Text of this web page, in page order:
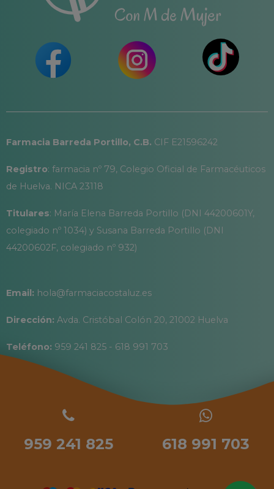
Farmacia Barreda Portillo, C.B. CIF E21596242
Registro: farmacia nº 79, Colegio Oficial de Farmacéuticos
de Huelva. NICA 23118
Titulares: María Elena Barreda Portillo (DNI 44200601Y,
colegiado nº 1034) y Susana Barreda Portillo (DNI
44200602F, colegiado nº 932)
Email: hola@farmaciacostaluz.es
Dirección: Avda. Cristóbal Colón 20, 21002 Huelva
Teléfono: 959 241 825 - 618 991 703
959 241 825 618 991 703